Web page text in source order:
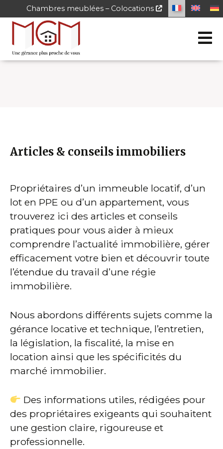
Chambres meublées – Colocations
Articles & conseils immobiliers
Propriétaires d’un immeuble locatif, d’un
lot en PPE ou d’un appartement, vous
trouverez ici des articles et conseils
pratiques pour vous aider à mieux
comprendre l’actualité immobilière, gérer
efficacement votre bien et découvrir toute
l’étendue du travail d’une régie
immobilière.
Nous abordons différents sujets comme la
gérance locative et technique, l’entretien,
la législation, la fiscalité, la mise en
location ainsi que les spécificités du
marché immobilier.
Des informations utiles, rédigées pour
des propriétaires exigeants qui souhaitent
une gestion claire, rigoureuse et
professionnelle.